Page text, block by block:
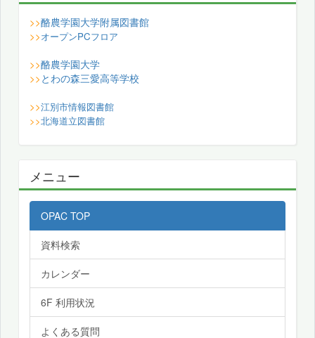
>>酪農学園大学附属図書館
>>オープンPCフロア
>>酪農学園大学
>> とわの森三愛高等学校
>>江別市情報図書館
>>北海道立図書館
メニュー
OPAC TOP
資料検索
カレンダー
6F 利用状況
よくある質問